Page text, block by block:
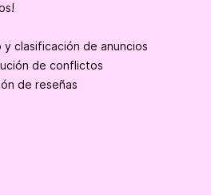
y clasificación de anuncios
de conflictos
de reseñas